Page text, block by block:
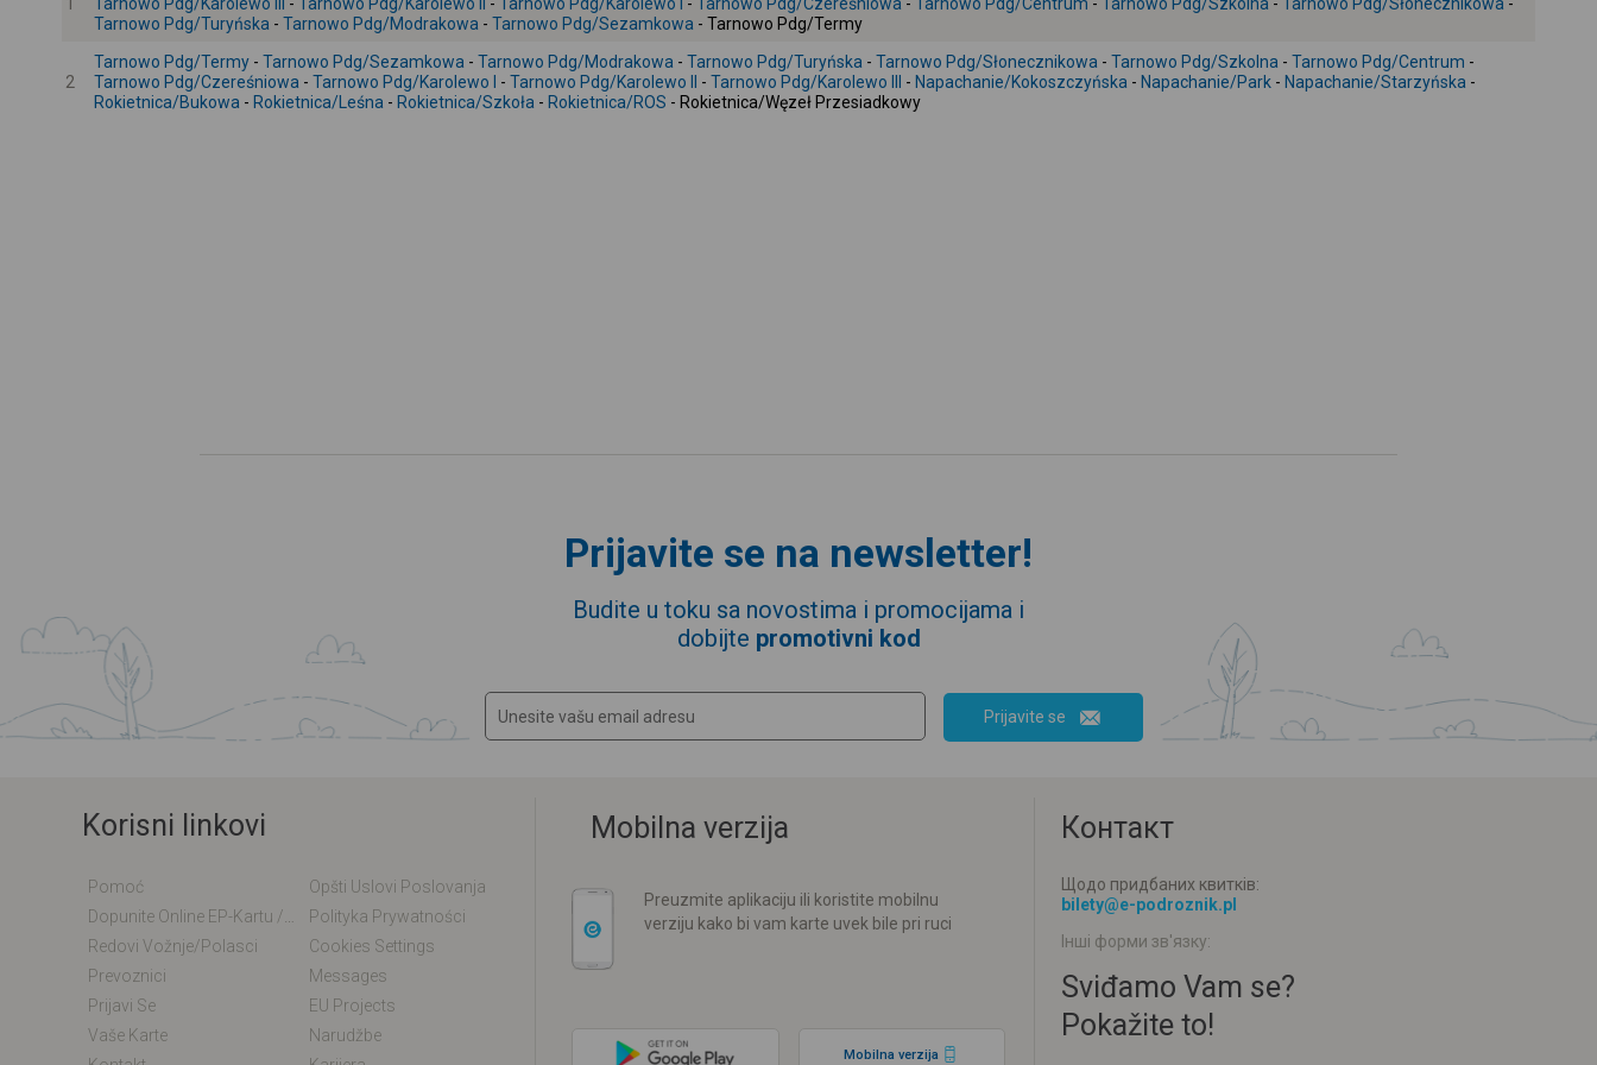
-
Tarnowo Pdg/Turyńska - Tarnowo Pdg/Modrakowa - Tarnowo Pdg/Sezamkowa - Tarnowo Pdg/Termy
2
Tarnowo Pdg/Termy - Tarnowo Pdg/Sezamkowa - Tarnowo Pdg/Modrakowa - Tarnowo Pdg/Turyńska - Tarnowo Pdg/Słonecznikowa - Tarnowo Pdg/Szkolna - Tarnowo Pdg/Centrum -
Tarnowo Pdg/Czereśniowa - Tarnowo Pdg/Karolewo I - Tarnowo Pdg/Karolewo II - Tarnowo Pdg/Karolewo III - Napachanie/Kokoszczyńska - Napachanie/Park - Napachanie/Starzyńska -
Rokietnica/Bukowa - Rokietnica/Leśna - Rokietnica/Szkoła - Rokietnica/ROS - Rokietnica/Węzeł Przesiadkowy
Prijavite se na newsletter!
Budite u toku sa novostima i promocijama i
dobijte promotivni kod
Prijavite se
Korisni linkovi
Pomoć
Opšti Uslovi Poslovanja
Polityka Prywatności
Redovi Vožnje/polasci
Cookies Settings
Prevoznici
Messages
Prijavi Se
EU Projects
Vaše Karte
Narudžbe
Mobilna verzija
Preuzmite aplikaciju ili koristite mobilnu
verziju kako bi vam karte uvek bile pri ruci
Mobilna verzija
Контакт
Щодо придбаних квитків:
bilety@e-podroznik.pl
Інші форми зв'язку:
Sviđamo Vam se?
Pokažite to!